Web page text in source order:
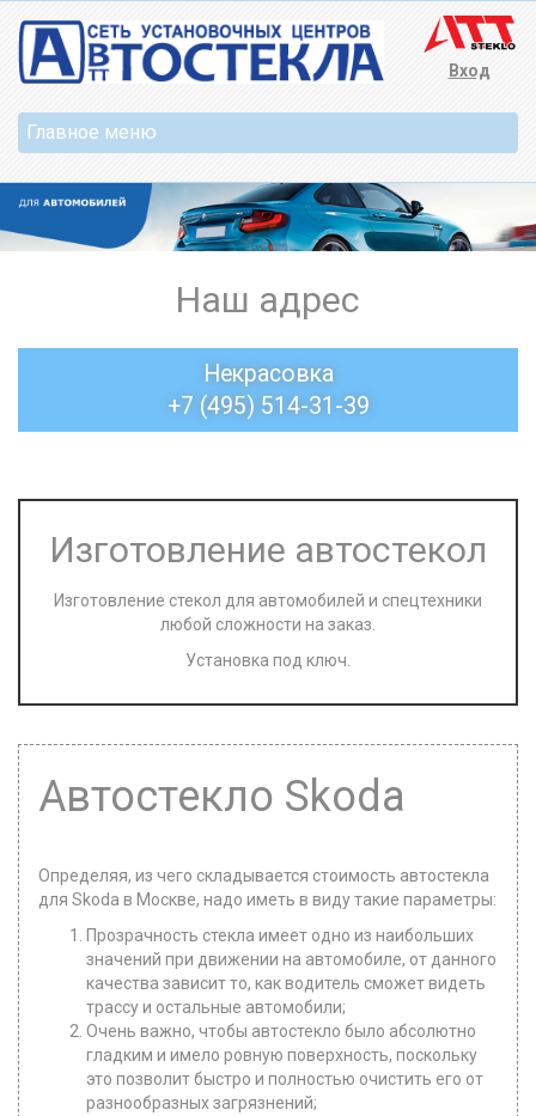
Вход
Наш адрес
Некрасовка
+7 (495) 514-31-39
Изготовление автостекол
Изготовление стекол для автомобилей и спецтехники
любой сложности на заказ.
Установка под ключ.
Автостекло Skoda
Определяя, из чего складывается стоимость автостекла
для Skoda в Москве, надо иметь в виду такие параметры:
Прозрачность стекла имеет одно из наибольших
значений при движении на автомобиле, от данного
качества зависит то, как водитель сможет видеть
трассу и остальные автомобили;
Очень важно, чтобы автостекло было абсолютно
гладким и имело ровную поверхность, поскольку
это позволит быстро и полностью очистить его от
разнообразных загрязнений;